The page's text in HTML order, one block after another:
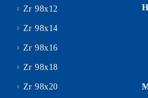
Zr 98x12
Zr 98x14
Zr 98x16
Zr 98x18
Zr 98x20